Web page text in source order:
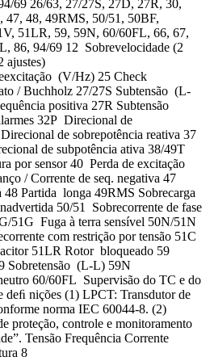
69 26/63, 27/27S, 27D, 27R, 30,
47, 48, 49RMS, 50/51, 50BF,
51LR, 59, 59N, 60/60FL, 66, 67,
86, 94/69 12 Sobrevelocidade (2
ajustes)
(V/Hz) 25 Check
/ Buchholz 27/27S Subtensão (L-
positiva 27R Subtensão
32P Direcional de
de sobrepotência reativa 37
de subpotência ativa 38/49T
por sensor 40 Perda de excitação
/ Corrente de seq. negativa 47
48 Partida longa 49RMS Sobrecarga
50/51 Sobrecorrente de fase
51G Fuga à terra sensível 50N/51N
com restrição por tensão 51C
51LR Rotor bloqueado 59
Sobretensão (L-L) 59N
60/60FL Supervisão do TC e do
nições (1) LPCT: Transdutor de
norma IEC 60044-8. (2)
proteção, controle e monitoramento
Tensão Frequência Corrente
8